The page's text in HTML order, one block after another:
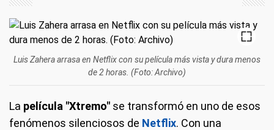
Luis Zahera arrasa en Netflix con su película más vista y dura menos
de 2 horas. (Foto: Archivo)
La película "Xtremo" se transformó en uno de esos
fenómenos silenciosos de Netflix. Con una